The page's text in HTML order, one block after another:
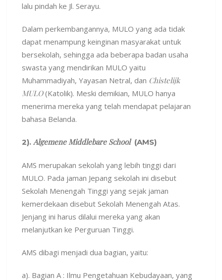
lalu pindah ke Jl. Serayu.
Dalam perkembangannya, MULO yang ada tidak
dapat menampung keinginan masyarakat untuk
bersekolah, sehingga ada beberapa badan usaha
swasta yang mendirikan MULO yaitu
Muhammadiyah, Yayasan Netral, dan Chistelijk
MULO(Katolik). Meski demikian, MULO hanya
menerima mereka yang telah mendapat pelajaran
bahasa Belanda.
2). Algemene Middlebare School(AMS)
AMS merupakan sekolah yang lebih tinggi dari
MULO. Pada jaman Jepang sekolah ini disebut
Sekolah Menengah Tinggi yang sejak jaman
kemerdekaan disebut Sekolah Menengah Atas.
Jenjang ini harus dilalui mereka yang akan
melanjutkan ke Perguruan Tinggi.
AMS dibagi menjadi dua bagian, yaitu:
a). Bagian A : Ilmu Pengetahuan Kebudayaan, yang